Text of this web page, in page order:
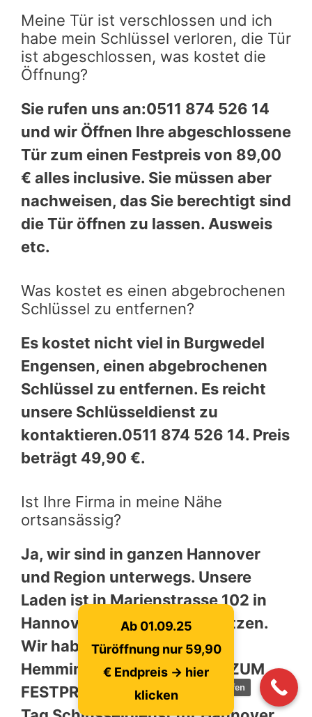
Meine Tür ist verschlossen und ich
habe mein Schlüssel verloren, die Tür
ist abgeschlossen, was kostet die
Öffnung?
Sie rufen uns an:0511 874 526 14
und wir Öffnen Ihre abgeschlossene
Tür zum einen Festpreis von 89,00
€ alles inclusive. Sie müssen aber
nachweisen, das Sie berechtigt sind
die Tür öffnen zu lassen. Ausweis
etc.
Was kostet es einen abgebrochenen
Schlüssel zu entfernen?
Es kostet nicht viel in Burgwedel
Engensen, einen abgebrochenen
Schlüssel zu entfernen. Es reicht
unsere Schlüsseldienst zu
kontaktieren.0511 874 526 14. Preis
beträgt 49,90 €.
Ist Ihre Firma in meine Nähe
ortsansässig?
Ja, wir sind in ganzen Hannover
und Region unterwegs. Unsere
Laden ist in Marienstrasse 102 in
Hannover Südstadt und Laatzen.
Wir haben auch Büros in
Hemmingen, TÜRÖFFNUNG ZUM
FESTPREIS – 24h am
jetzt anrufen
Ab 01.09.25
Türöffnung nur 59,90
€ Endpreis -> hier
klicken